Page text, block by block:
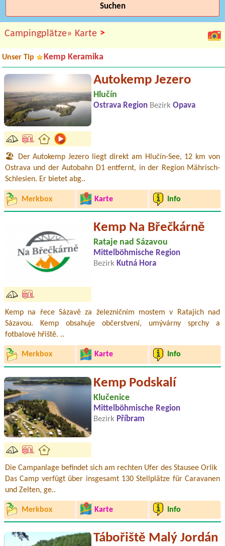
Suchen
Campingplätze» Karte >
Unser Tip Kemp Keramika
Autokemp Jezero
Hlučín
Ostrava Region Bezirk Opava
🏖️ Der Autokemp Jezero liegt direkt am Hlučín-See, 12 km von
Ostrava und der Autobahn D1 entfernt, in der Region Mährisch-
Schlesien. Er bietet abg..
Merkbox Karte Info
Kemp Na Břečkárně
Rataje nad Sázavou
Mittelböhmische Region
Bezirk Kutná Hora
Kemp na řece Sázavě za železničním mostem v Ratajích nad
Sázavou. Kemp obsahuje občerstvení, umývárny sprchy a
fotbalové hřiště. ..
Merkbox Karte Info
Kemp Podskalí
Klučenice
Mittelböhmische Region
Bezirk Příbram
Die Campanlage befindet sich am rechten Ufer des Stausee Orlik
Das Camp verfügt über insgesamt 130 Stellplätze für Caravanen
und Zelten, ge..
Merkbox Karte Info
Tábořiště Malý Jordán